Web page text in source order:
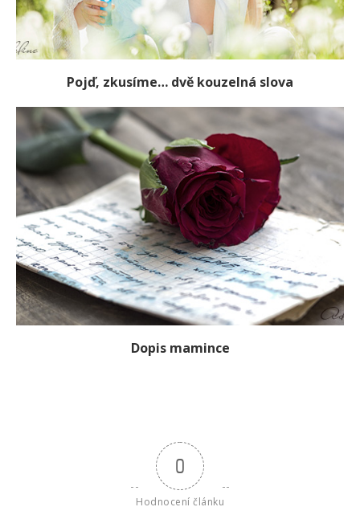
Pojď, zkusíme… dvě kouzelná slova
Dopis mamince
0
Hodnocení článku